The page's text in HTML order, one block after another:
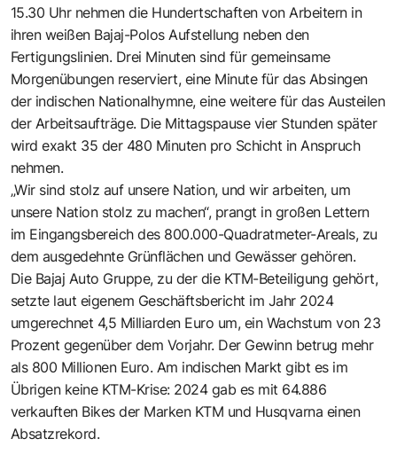
15.30 Uhr nehmen die Hundertschaften von Arbeitern in
ihren weißen Bajaj-Polos Aufstellung neben den
Fertigungslinien. Drei Minuten sind für gemeinsame
Morgenübungen reserviert, eine Minute für das Absingen
der indischen Nationalhymne, eine weitere für das Austeilen
der Arbeitsaufträge. Die Mittagspause vier Stunden später
wird exakt 35 der 480 Minuten pro Schicht in Anspruch
nehmen.
„Wir sind stolz auf unsere Nation, und wir arbeiten, um
unsere Nation stolz zu machen“, prangt in großen Lettern
im Eingangsbereich des 800.000-Quadratmeter-Areals, zu
dem ausgedehnte Grünflächen und Gewässer gehören.
Die Bajaj Auto Gruppe, zu der die KTM-Beteiligung gehört,
setzte laut eigenem Geschäftsbericht im Jahr 2024
umgerechnet 4,5 Milliarden Euro um, ein Wachstum von 23
Prozent gegenüber dem Vorjahr. Der Gewinn betrug mehr
als 800 Millionen Euro. Am indischen Markt gibt es im
Übrigen keine KTM-Krise: 2024 gab es mit 64.886
verkauften Bikes der Marken KTM und Husqvarna einen
Absatzrekord.